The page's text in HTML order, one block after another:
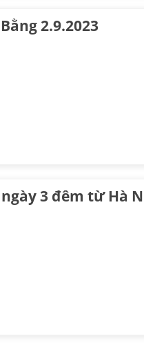
2.9.2023
3 đêm từ Hà